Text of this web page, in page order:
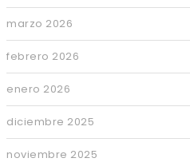
marzo 2026
febrero 2026
enero 2026
diciembre 2025
noviembre 2025